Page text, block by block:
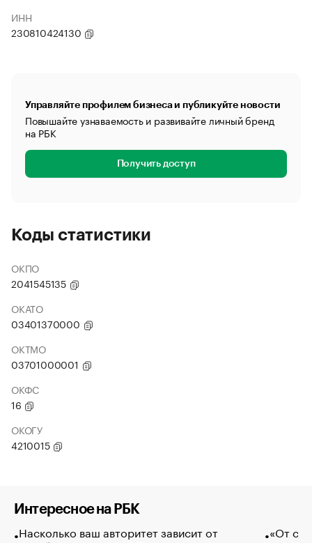
ИНН
230810424130
Управляйте профилем бизнеса и публикуйте новости
Повышайте узнаваемость и развивайте личный бренд
на РБК
Получить доступ
Коды статистики
ОКПО
2041545135
ОКАТО
03401370000
ОКТМО
03701000001
ОКФС
16
ОКОГУ
4210015
Интересное на РБК
Насколько ваш авторитет зависит от
«От